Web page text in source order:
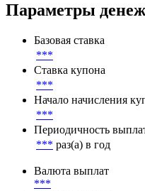
Параметры
Базовая ставка
***
Ставка купона
***
Начало начисления
***
Периодичность
*** раз(а) в год
Валюта выплат
***